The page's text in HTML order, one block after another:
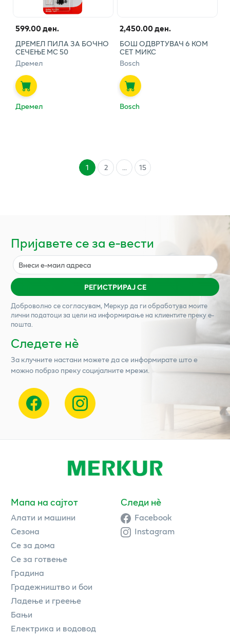
599.00 ден.
ДРЕМЕЛ ПИЛА ЗА БОЧНО
СЕЧЕЊЕ МС 50
Дремел
Дремел
2,450.00 ден.
БОШ ОДВРТУВАЧ 6 КОМ
СЕТ МИКС
Bosch
Bosch
1 2 ... 15
Пријавете се за е-вести
РЕГИСТРИРАЈ СЕ
Доброволно се согласувам, Меркурда ги обработува моите
лични податоци за цели на информирање на клиентите преку е-
пошта.
Следете нѐ
За клучните настани можете да се информирате што е
можно побрзо преку социјалните мрежи.
Мапа на сајтот
Алати и машини
Сезона
Се за дома
Се за готвење
Градина
Градежништво и бои
Ладење и греење
Бањи
Електрика и водовод
Следи нè
Facebook
Instagram